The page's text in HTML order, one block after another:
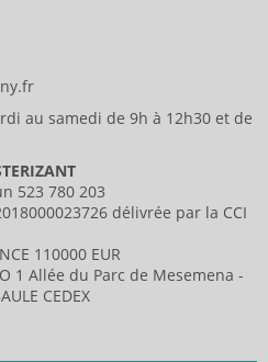
au samedi de 9h à 12h30 et de
523 780 203
délivrée par la CCI
110000 EUR
1 Allée du Parc de Mesemena -
CEDEX